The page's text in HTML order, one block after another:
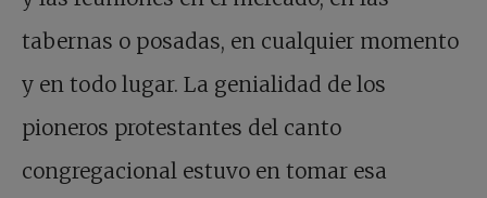
tabernas o posadas, en cualquier momento
y en todo lugar. La genialidad de los
pioneros protestantes del canto
congregacional estuvo en tomar esa